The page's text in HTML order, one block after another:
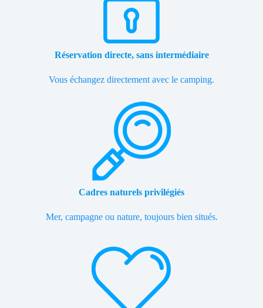
Réservation directe, sans intermédiaire
Vous échangez directement avec le camping.
Cadres naturels privilégiés
Mer, campagne ou nature, toujours bien situés.